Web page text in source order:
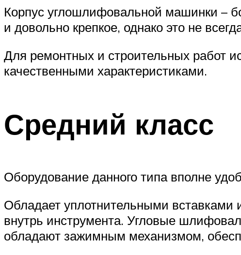
Корпус углошлифовальной машинки –
и довольно крепкое, однако это не
Для ремонтных и строительных работ
качественными характеристиками.
Средний класс
Оборудование данного типа вполне
Обладает уплотнительными вставками
внутрь инструмента. Угловые
обладают зажимным механизмом,